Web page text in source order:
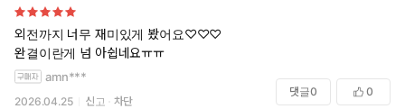
외전까지 너무 재미있게 봤어요♡♡♡
완결이란게 넘 아쉽네요ㅠㅠ
amn***
2026.04.25 신고 차단
댓글0 0